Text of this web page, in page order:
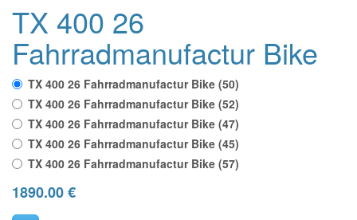
TX 400 26
Fahrradmanufactur Bike
TX 400 26 Fahrradmanufactur Bike (50)
TX 400 26 Fahrradmanufactur Bike (52)
TX 400 26 Fahrradmanufactur Bike (47)
TX 400 26 Fahrradmanufactur Bike (45)
TX 400 26 Fahrradmanufactur Bike (57)
1890.00€